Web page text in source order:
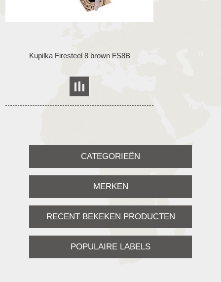
Kupilka Firesteel 8 brown FS8B
CATEGORIEËN
MERKEN
RECENT BEKEKEN PRODUCTEN
POPULAIRE LABELS